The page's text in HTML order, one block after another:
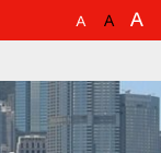
預
設
體
大
小
較
大
字
體
最
大
字
體